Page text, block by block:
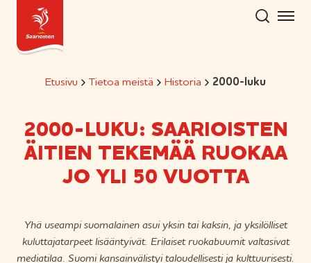
Hyppää
sisältöön
Etusivu Tietoa meistä Historia 2000-luku
2000-LUKU: SAARIOISTEN
ÄITIEN TEKEMÄÄ RUOKAA
JO YLI 50 VUOTTA
Yhä useampi suomalainen asui yksin tai kaksin, ja yksilölliset
kuluttajatarpeet lisääntyivät. Erilaiset ruokabuumit valtasivat
mediatilaa. Suomi kansainvälistyi taloudellisesti ja kulttuurisesti.